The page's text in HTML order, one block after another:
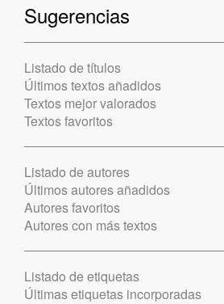
Sugerencias
Listado de títulos
Últimos textos añadidos
Textos mejor valorados
Textos favoritos
Listado de autores
Últimos autores añadidos
Autores favoritos
Autores con más textos
Listado de etiquetas
Últimas etiquetas incorporadas